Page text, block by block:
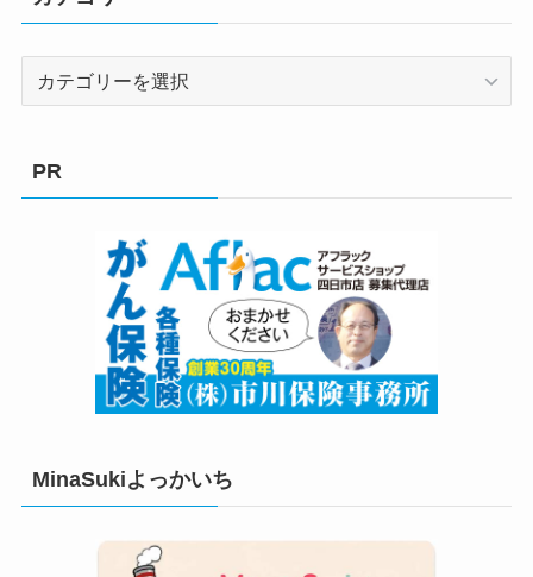
PR
MinaSukiよっかいち